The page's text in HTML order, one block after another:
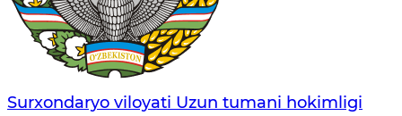
Surxondaryo viloyati Uzun tumani hokimligi